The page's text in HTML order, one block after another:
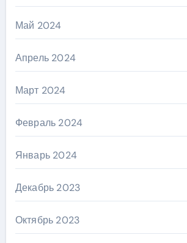
Май 2024
Апрель 2024
Март 2024
Февраль 2024
Январь 2024
Декабрь 2023
Октябрь 2023